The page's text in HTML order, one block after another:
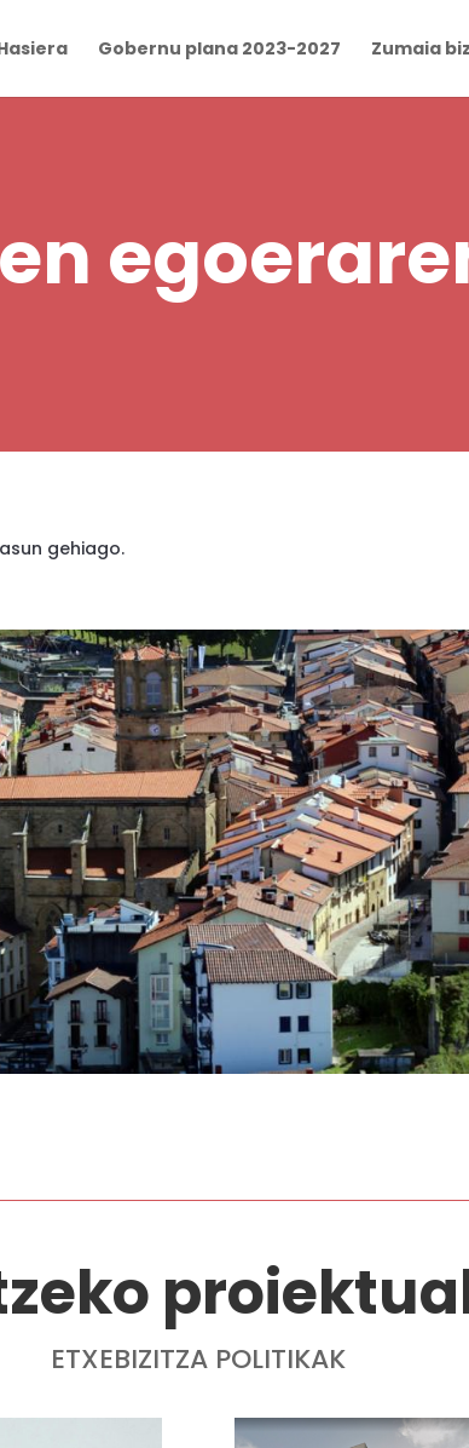
Gobernu plana 2023-2027 Zumaia
gehiago.
ETXEBIZITZA POLITIKAK